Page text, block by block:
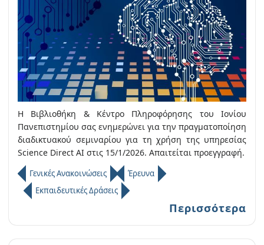
Η Βιβλιοθήκη & Κέντρο Πληροφόρησης του Ιονίου
Πανεπιστημίου σας ενημερώνει για την πραγματοποίηση
διαδικτυακού σεμιναρίου για τη χρήση της υπηρεσίας
Science Direct AI στις 15/1/2026. Απαιτείται προεγγραφή.
Γενικές Ανακοινώσεις
Έρευνα
Εκπαιδευτικές Δράσεις
Περισσότερα